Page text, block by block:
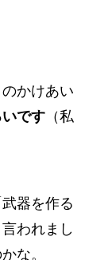
かけあい
です （私
器を作る
われまし
な。